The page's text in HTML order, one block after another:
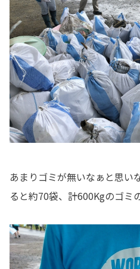
あまりゴミが無いなぁと思い
ると約70袋、計600Kgのゴミ